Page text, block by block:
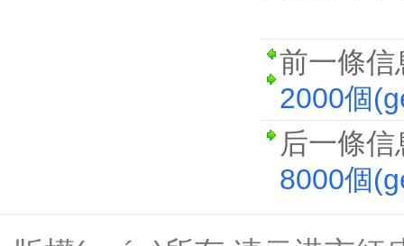
前一條信
2000個
后一條信
8000個